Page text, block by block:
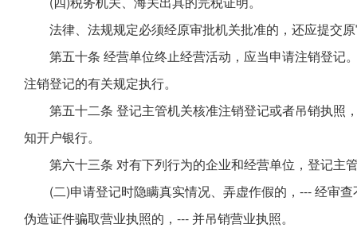
法律、法规规定必须经原审批机关批准的，还应提交
第五十条 经营单位终止经营活动，应当申请注销登记
注销登记的有关规定执行。
第五十二条 登记主管机关核准注销登记或者吊销执照
知开户银行。
第六十三条 对有下列行为的企业和经营单位，登记主
(二)申请登记时隐瞒真实情况、弄虚作假的，--- 经审
伪造证件骗取营业执照的，--- 并吊销营业执照。